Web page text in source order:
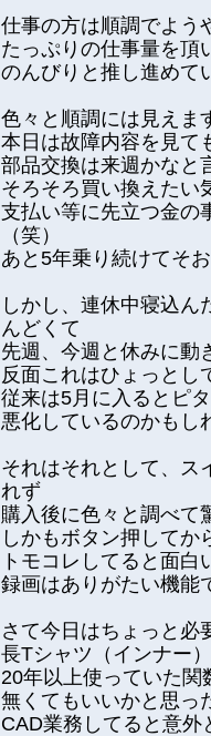
仕事の方は順調でよう
たっぷりの仕事量を頂
のんびりと推し進めて
色々と順調には見えま
本日は故障内容を見て
部品交換は来週かなと
そろそろ買い換えたい
支払い等に先立つ金の
（笑）
あと5年乗り続けてそ
しかし、連休中寝込ん
んどくて
先週、今週と休みに動
反面これはひょっとし
従来は5月に入るとピ
悪化しているのかもし
それはそれとして、ス
れず
購入後に色々と調べて
しかもボタン押してか
トモコレしてると面
録画はありがたい機能
さて今日はちょっと必
長Tシャツ（インナー
20年以上使っていた
無くてもいいかと思っ
CAD業務してると意